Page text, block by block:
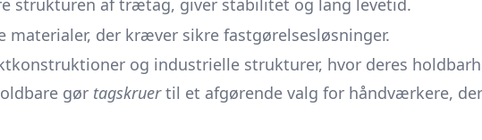
strukturen af trætag, giver stabilitet og lang levetid.
materialer, der kræver sikre fastgørelsesløsninger.
og industrielle strukturer, hvor deres
gør tagskruertil et afgørende valg for håndværkere,